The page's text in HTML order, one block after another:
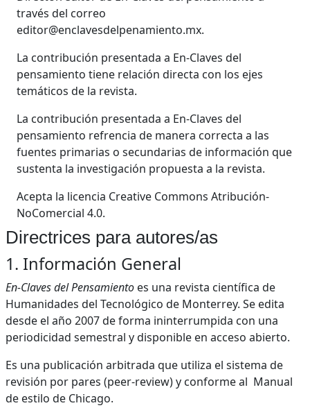
través del correo
editor@enclavesdelpenamiento.mx.
La contribución presentada a En-Claves del
pensamiento tiene relación directa con los ejes
temáticos de la revista.
La contribución presentada a En-Claves del
pensamiento refrencia de manera correcta a las
fuentes primarias o secundarias de información que
sustenta la investigación propuesta a la revista.
Acepta la licencia Creative Commons Atribución-
NoComercial 4.0.
Directrices para autores/as
1. Información General
En-Claves del Pensamiento es una revista científica de
Humanidades del Tecnológico de Monterrey. Se edita
desde el año 2007 de forma ininterrumpida con una
periodicidad semestral y disponible en acceso abierto.
Es una publicación arbitrada que utiliza el sistema de
revisión por pares (peer-review) y conforme al Manual
de estilo de Chicago.